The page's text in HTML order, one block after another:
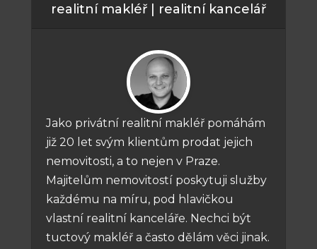
realitní makléř | realitní kancelář
Jako privátní realitní makléř pomáhám
již 20 let svým klientům prodat jejich
nemovitosti, a to nejen v Praze.
Majitelům nemovitostí poskytuji služby
každému na míru, pod hlavičkou
vlastní realitní kanceláře. Nechci být
tuctový makléř a často dělám věci jinak.